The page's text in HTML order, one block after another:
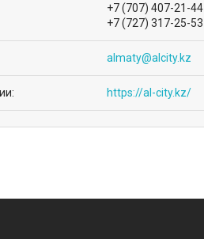
+7 (707) 407-21-44
+7 (727) 317-25-53
almaty@alcity.kz
https://al-city.kz/